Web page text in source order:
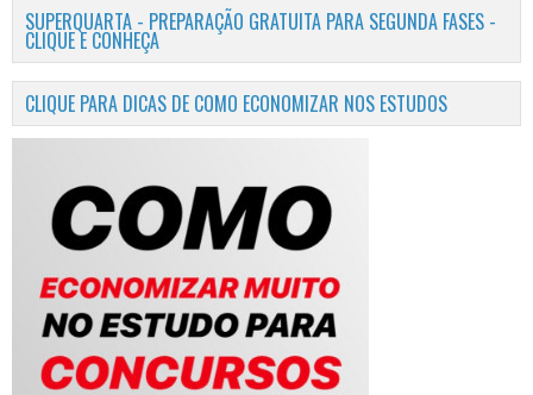
SUPERQUARTA - PREPARAÇÃO GRATUITA PARA SEGUNDA FASES -
CLIQUE E CONHEÇA
CLIQUE PARA DICAS DE COMO ECONOMIZAR NOS ESTUDOS